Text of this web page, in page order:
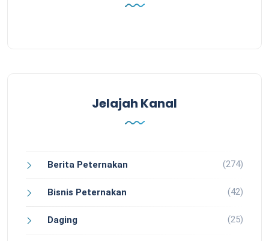
Jelajah Kanal
Berita Peternakan (274)
Bisnis Peternakan (42)
Daging (25)